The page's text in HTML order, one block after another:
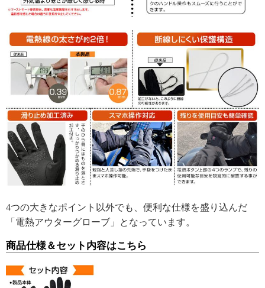
4つの大きなポイント以外でも、便利な仕様を盛り込んだ
「電熱アウターグローブ」となっています。
商品仕様＆セット内容はこちら